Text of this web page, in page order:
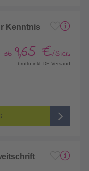
Kenntnis
ab 9,65 €/Stck.
brutto inkl. DE-Versand